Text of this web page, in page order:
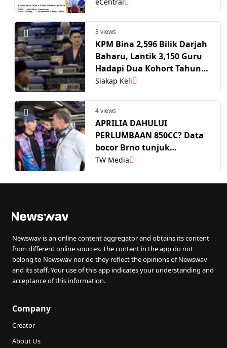
3 views
KPM Bina 2,596 Bilik Darjah
Baharu, Lantik 3,150 Guru
Hadapi Dua Kohort Tahun
Satu 2027
Siakap Keli
4 views
APRILIA DAHULUI
PERLUMBAAN 850CC? Data
bocor Brno tunjuk
Bezzecchi terpantas, Ducati
pula fokus pembangunan
TW Media
Newswav is an online content aggregator and obtains its content
from different online sources. The content in the app do not
belong to Newswav nor do they reflect the opinions of Newswav
and its staff. Your use of this app indicates your understanding and
acceptance of this information.
Company
Creator
About Us